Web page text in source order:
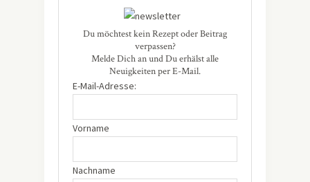
Du möchtest kein Rezept oder Beitrag
verpassen?
Melde Dich an und Du erhälst alle
Neuigkeiten per E-Mail.
E-Mail-Adresse:
Vorname
Nachname